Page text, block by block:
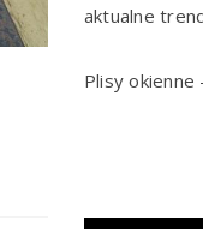
aktualne
Plisy